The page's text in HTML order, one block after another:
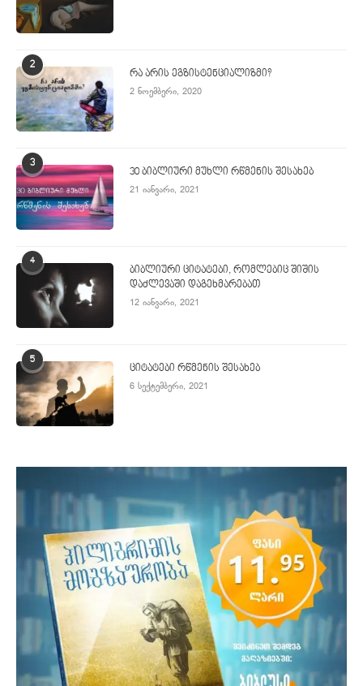
2
რა არის ეგზისტენციალიზმი?
2 ნოემბერი, 2020
3
30 ბიბლიური მუხლი რწმენის შესახებ
21 იანვარი, 2021
4
ბიბლიური ციტატები, რომლებიც შიშის
დაძლევაში დაგეხმარებათ
12 იანვარი, 2021
5
ციტატები რწმენის შესახებ
6 სექტემბერი, 2021